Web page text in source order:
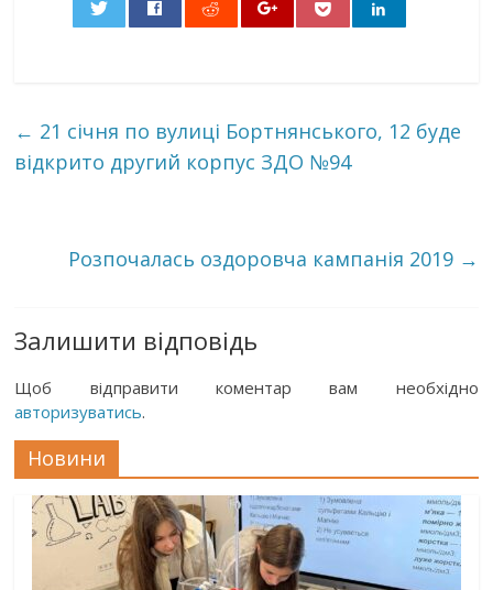
← 21 січня по вулиці Бортнянського, 12 буде
відкрито другий корпус ЗДО №94
Розпочалась оздоровча кампанія 2019 →
Залишити відповідь
Щоб відправити коментар вам необхідно
авторизуватись.
Новини